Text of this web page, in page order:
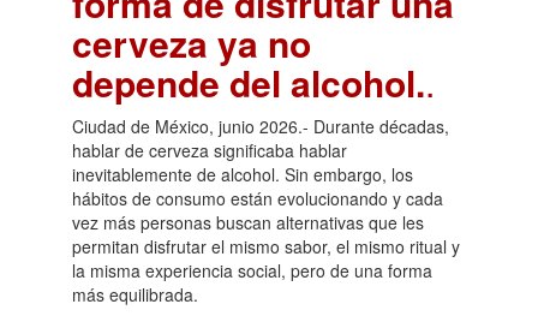
cerveza ya no
depende del alcohol..
Ciudad de México, junio 2026.- Durante décadas,
hablar de cerveza significaba hablar
inevitablemente de alcohol. Sin embargo, los
hábitos de consumo están evolucionando y cada
vez más personas buscan alternativas que les
permitan disfrutar el mismo sabor, el mismo ritual y
la misma experiencia social, pero de una forma
más equilibrada.